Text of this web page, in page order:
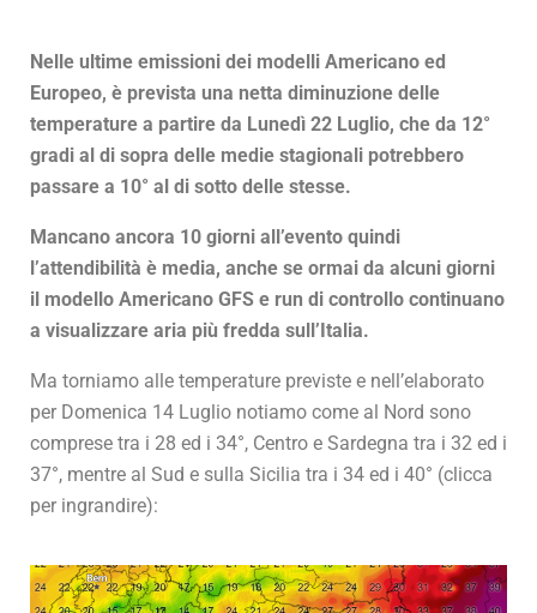
Nelle ultime emissioni dei modelli Americano ed
Europeo, è prevista una netta diminuzione delle
temperature a partire da Lunedì 22 Luglio, che da 12°
gradi al di sopra delle medie stagionali potrebbero
passare a 10° al di sotto delle stesse.
Mancano ancora 10 giorni all’evento quindi
l’attendibilità è media, anche se ormai da alcuni giorni
il modello Americano GFS e run di controllo continuano
a visualizzare aria più fredda sull’Italia.
Ma torniamo alle temperature previste e nell’elaborato
per Domenica 14 Luglio notiamo come al Nord sono
comprese tra i 28 ed i 34°, Centro e Sardegna tra i 32 ed i
37°, mentre al Sud e sulla Sicilia tra i 34 ed i 40° (clicca
per ingrandire):